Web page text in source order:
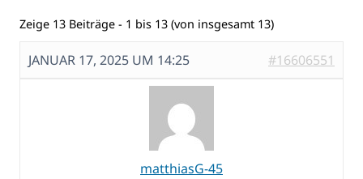
Zeige 13 Beiträge - 1 bis 13 (von insgesamt 13)
JANUAR 17, 2025 UM 14:25 #16606551
matthiasG-45